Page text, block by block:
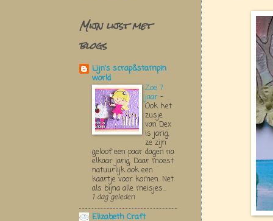
Mijn lijst met
blogs
Lijn's scrap&stampin
world
Zoë 7
jaar -
Ook het
zusje
van Dex
is jarig,
ze zijn
geloof een paar dagen na
elkaar jarig. Daar moest
natuurlijk ook een
kaartje voor komen. Net
als bijna alle meisjes...
1 dag geleden
Elizabeth Craft